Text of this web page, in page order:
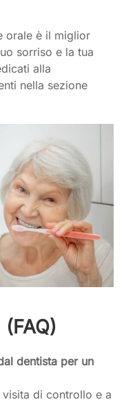
orale è il miglior
sorriso e la tua
alla
nella sezione
dentista per un
di controllo e a